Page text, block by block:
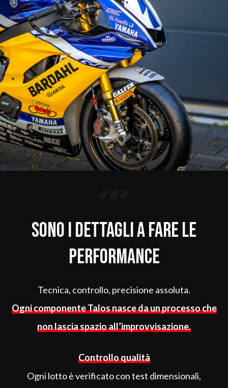
sono i dettagli a fare le
performance
Tecnica, controllo, precisione assoluta.
Ogni componente Talos nasce da un processo che
non lascia spazio all’improvvisazione.
Controllo qualità
Ogni lotto è verificato con test dimensionali,